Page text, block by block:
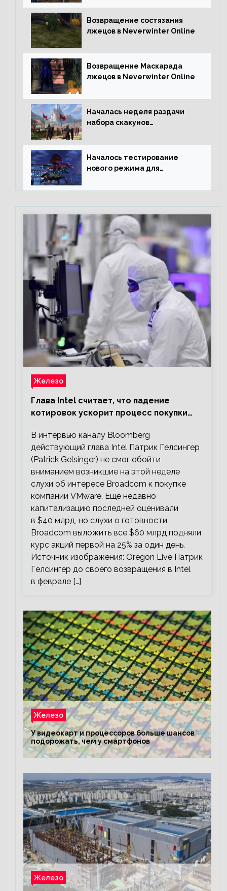
Возвращение состязания
лжецов в Neverwinter Online
Возвращение Маскарада
лжецов в Neverwinter Online
Началась неделя раздачи
набора скакунов
Началось тестирование
нового режима для
online
Железо
Глава Intel считает, что падение
котировок ускорит процесс покупки
В интервью каналу Bloomberg
действующий глава Intel Патрик Гелсингер
(Patrick Gelsinger) не смог обойти
вниманием возникшие на этой неделе
слухи об интересе Broadcom к покупке
компании VMware. Ещё недавно
капитализацию последней оценивали
в $40 млрд, но слухи о готовности
Broadcom выложить все $60 млрд подняли
курс акций первой на 25% за один день.
Источник изображения: Oregon Live Патрик
Гелсингер до своего возвращения в Intel
в феврале […]
Железо
У видеокарт и процессоров больше шансов
подорожать, чем у смартфонов
Железо